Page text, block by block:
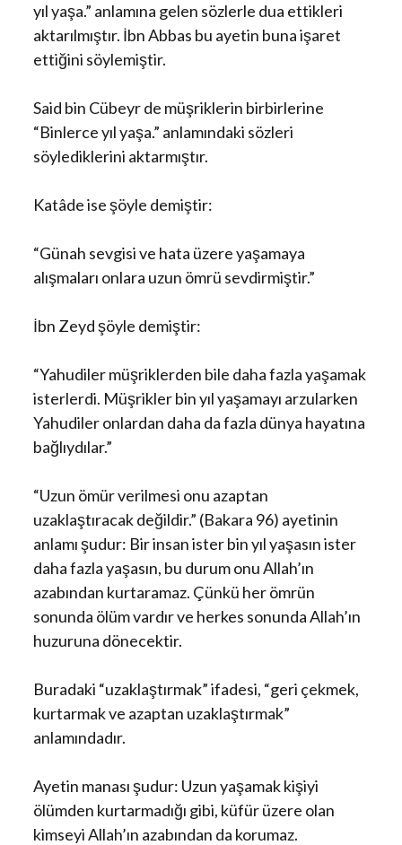
yıl yaşa.” anlamına gelen sözlerle dua ettikleri
aktarılmıştır. İbn Abbas bu ayetin buna işaret
ettiğini söylemiştir.
Said bin Cübeyr de müşriklerin birbirlerine
“Binlerce yıl yaşa.” anlamındaki sözleri
söylediklerini aktarmıştır.
Katâde ise şöyle demiştir:
“Günah sevgisi ve hata üzere yaşamaya
alışmaları onlara uzun ömrü sevdirmiştir.”
İbn Zeyd şöyle demiştir:
“Yahudiler müşriklerden bile daha fazla yaşamak
isterlerdi. Müşrikler bin yıl yaşamayı arzularken
Yahudiler onlardan daha da fazla dünya hayatına
bağlıydılar.”
“Uzun ömür verilmesi onu azaptan
uzaklaştıracak değildir.” (Bakara 96) ayetinin
anlamı şudur: Bir insan ister bin yıl yaşasın ister
daha fazla yaşasın, bu durum onu Allah’ın
azabından kurtaramaz. Çünkü her ömrün
sonunda ölüm vardır ve herkes sonunda Allah’ın
huzuruna dönecektir.
Buradaki “uzaklaştırmak” ifadesi, “geri çekmek,
kurtarmak ve azaptan uzaklaştırmak”
anlamındadır.
Ayetin manası şudur: Uzun yaşamak kişiyi
ölümden kurtarmadığı gibi, küfür üzere olan
kimseyi Allah’ın azabından da korumaz.